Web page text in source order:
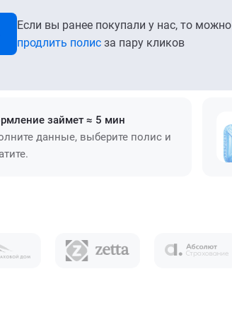
Если вы ранее покупали у нас, то можно
продлить полис за пару кликов
займет ≈ 5 мин
данные, выберите полис и